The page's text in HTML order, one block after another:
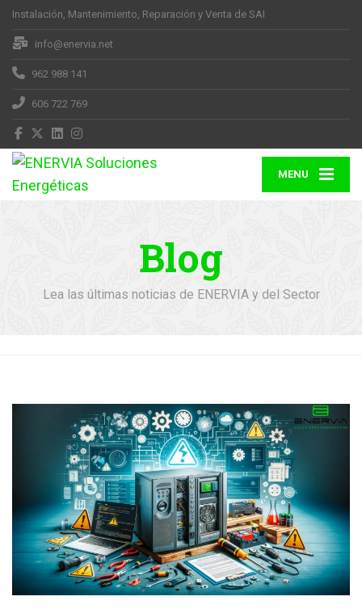
Instalación, Mantenimiento, Reparación y Venta de SAI
info@enervia.net
962 988 141
606 722 769
MENU
Blog
Lea las últimas noticias de ENERVIA y del Sector